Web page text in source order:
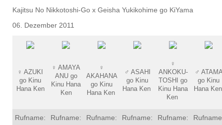
Kajitsu No Nikkotoshi-Go x Geisha Yukikohime go KiYama
06. Dezember 2011
♀ AZUKI
go Kinu
Hana Ken
♀ AMAYA
ANU go
Kinu Hana
Ken
♀
AKAHANA
go Kinu
Hana Ken
♂ ASAHI
go Kinu
Hana Ken
♀
ANKOKU-
TOSHI go
Kinu Hana
Ken
♂
go Kinu
Hana
Rufname:
Rufname:
Rufname:
Rufname:
Rufname: